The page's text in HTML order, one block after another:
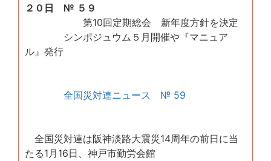
２０日 № ５９
第10回定期総会 新年度方針を決定
シンポジュウム５月開催や『マニュア
ル』発行
全国災対連ニュース № 59
全国災対連は阪神淡路大震災14周年の前日に当
たる1月16日、神戸市勤労会館